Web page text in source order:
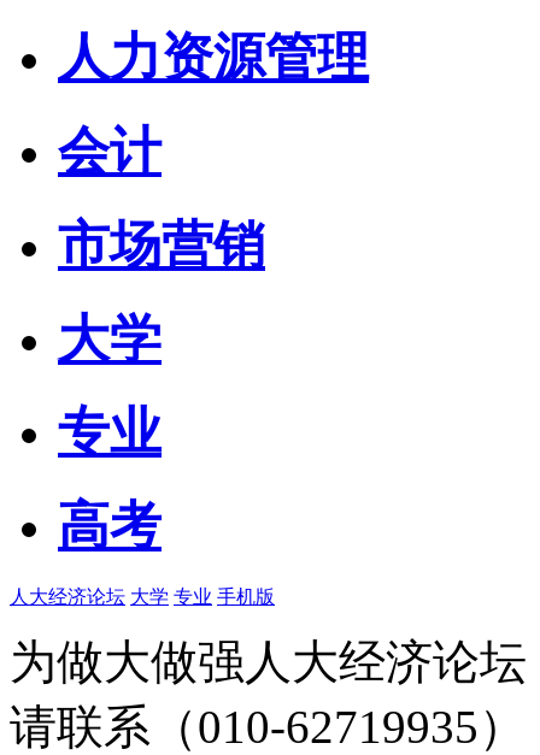
人力资源管理
会计
市场营销
大学
专业
高考
人大经济论坛 大学 专业 手机版
为做大做强人大经济论
请联系（010-62719935）